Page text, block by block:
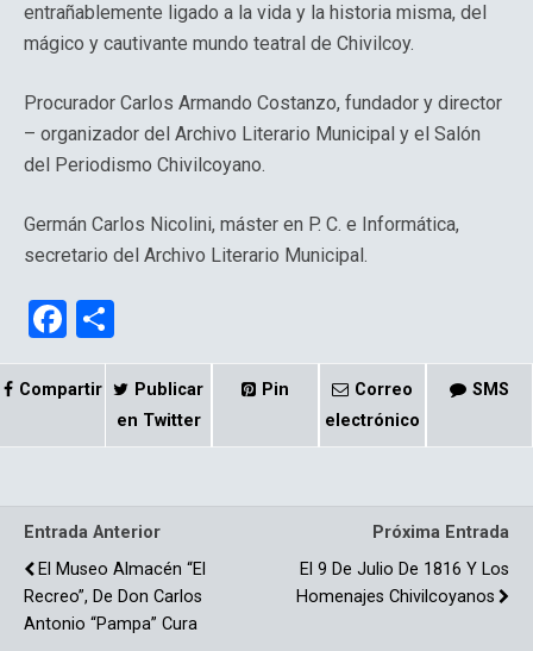
entrañablemente ligado a la vida y la historia misma, del
mágico y cautivante mundo teatral de Chivilcoy.
Procurador Carlos Armando Costanzo, fundador y director
– organizador del Archivo Literario Municipal y el Salón
del Periodismo Chivilcoyano.
Germán Carlos Nicolini, máster en P. C. e Informática,
secretario del Archivo Literario Municipal.
F
a
ce
k
o
m
p
Compartir
Publicar
en Twitter
Pin
Correo
electrónico
SMS
Entrada Anterior
El Museo Almacén “El
Recreo”, De Don Carlos
Antonio “Pampa” Cura
Próxima Entrada
El 9 De Julio De 1816 Y Los
Homenajes Chivilcoyanos